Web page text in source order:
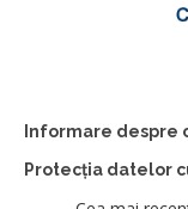
Informare despre
Protecția datelor